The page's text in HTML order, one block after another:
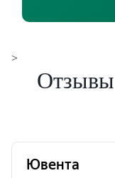
>